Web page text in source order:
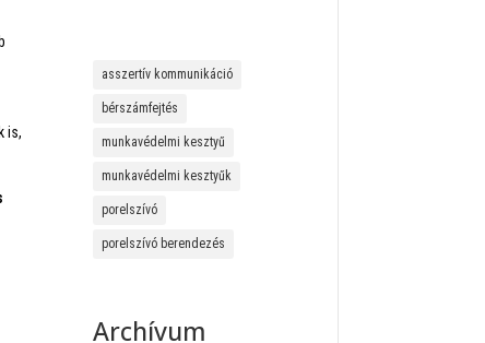
is,
asszertív kommunikáció
bérszámfejtés
munkavédelmi kesztyű
munkavédelmi kesztyűk
porelszívó
porelszívó berendezés
Archívum